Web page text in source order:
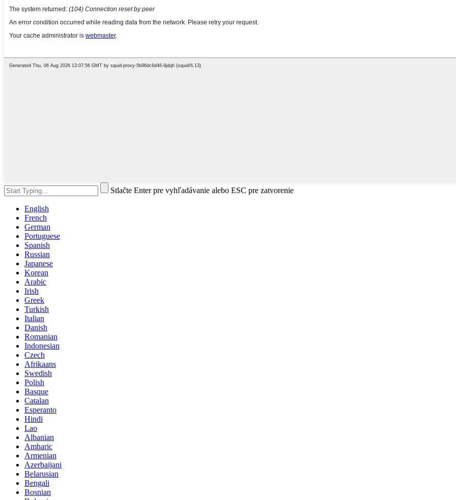
Stlačte Enter pre vyhľadávanie alebo ESC pre zatvorenie
English
French
German
Portuguese
Spanish
Russian
Japanese
Korean
Arabic
Irish
Greek
Turkish
Italian
Danish
Romanian
Indonesian
Czech
Afrikaans
Swedish
Polish
Basque
Catalan
Esperanto
Hindi
Lao
Albanian
Amharic
Armenian
Azerbaijani
Belarusian
Bengali
Bosnian